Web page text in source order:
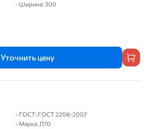
- Ширина: 300
Уточнить цену
- ГОСТ: ГОСТ 2208-2007
- Марка: Л70